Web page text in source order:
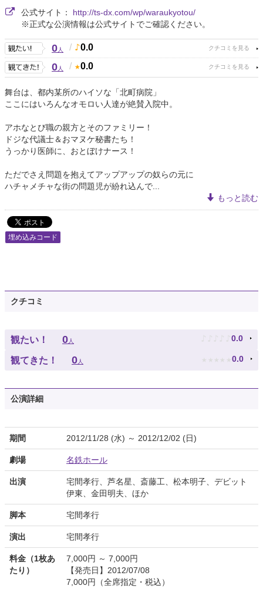
公式サイト： http://ts-dx.com/wp/waraukyotou/
※正式な公演情報は公式サイトでご確認ください。
0人 / 0.0
0人 / 0.0
舞台は、都内某所のハイソな「北町病院」
ここにはいろんなオモロい人達が絶賛入院中。
アホなとび職の親方とそのファミリー！
ドジな代議士＆おマヌケ秘書たち！
うっかり医師に、おとぼけナース！
ただでさえ問題を抱えてアップアップの奴らの元に
ハチャメチャな街の問題児が紛れ込んで...
もっと読む
埋め込みコード
クチコミ
観たい！ 0人 ♪ ♪ ♪ ♪ ♪ 0.0
観てきた！ 0人 ★ ★ ★ ★ ★ 0.0
公演詳細
期間 2012/11/28 (水) ～ 2012/12/02 (日)
劇場 名鉄ホール
出演
宅間孝行、芦名星、斎藤工、松本明子、デビット
伊東、金田明夫、ほか
脚本 宅間孝行
演出 宅間孝行
料金（1枚あ
たり）
7,000円 ～ 7,000円
【発売日】2012/07/08
7,000円（全席指定・税込）